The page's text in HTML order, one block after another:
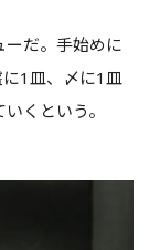
だ。手始めに
1皿、〆に1皿
くという。